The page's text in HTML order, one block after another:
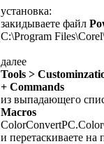
установка:
закидываете файл
C:\Program
далее
Tools >
+ Commands
из выпадающего
Macros
и перетаскиваете на